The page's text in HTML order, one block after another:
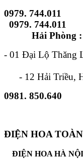
0979. 744.011
0979. 744.011
Hải Phòng :
- 01 Đại Lộ
- 12 Hải Triều,
0981. 850.640
ĐIỆN HOA
ĐIỆN HOA HÀ NỘI